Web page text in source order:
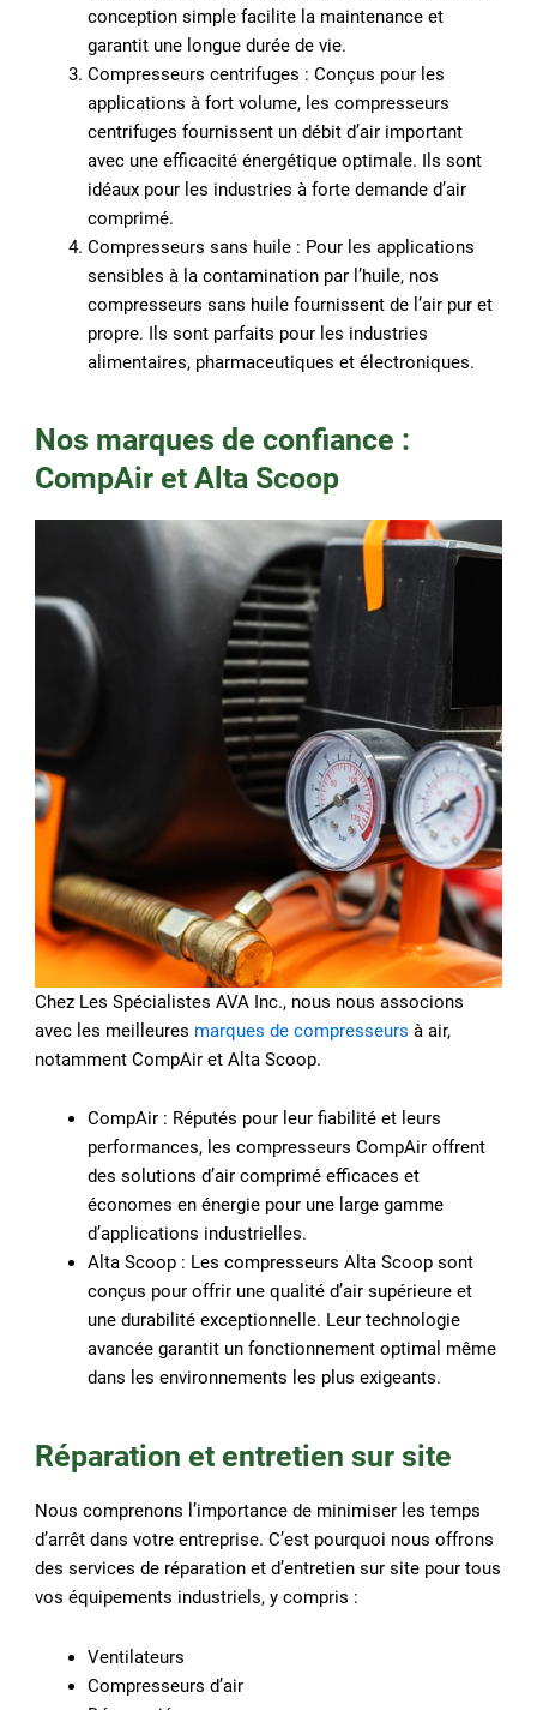
conception simple facilite la maintenance et
garantit une longue durée de vie.
Compresseurs centrifuges : Conçus pour les
applications à fort volume, les compresseurs
centrifuges fournissent un débit d’air important
avec une efficacité énergétique optimale. Ils sont
idéaux pour les industries à forte demande d’air
comprimé.
Compresseurs sans huile : Pour les applications
sensibles à la contamination par l’huile, nos
compresseurs sans huile fournissent de l’air pur et
propre. Ils sont parfaits pour les industries
alimentaires, pharmaceutiques et électroniques.
Nos marques de confiance :
CompAir et Alta Scoop
Chez Les Spécialistes AVA Inc., nous nous associons
avec les meilleures marques de compresseurs à air,
notamment CompAir et Alta Scoop.
CompAir : Réputés pour leur fiabilité et leurs
performances, les compresseurs CompAir offrent
des solutions d’air comprimé efficaces et
économes en énergie pour une large gamme
d’applications industrielles.
Alta Scoop : Les compresseurs Alta Scoop sont
conçus pour offrir une qualité d’air supérieure et
une durabilité exceptionnelle. Leur technologie
avancée garantit un fonctionnement optimal même
dans les environnements les plus exigeants.
Réparation et entretien sur site
Nous comprenons l’importance de minimiser les temps
d’arrêt dans votre entreprise. C’est pourquoi nous offrons
des services de réparation et d’entretien sur site pour tous
vos équipements industriels, y compris :
Ventilateurs
Compresseurs d’air